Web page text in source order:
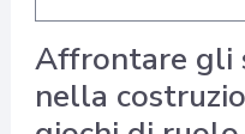
Affrontare gli
nella